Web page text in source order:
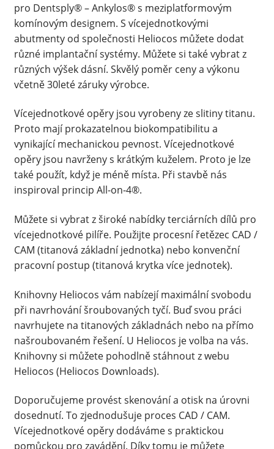
pro Dentsply® – Ankylos® s meziplatformovým
komínovým designem. S vícejednotkovými
abutmenty od společnosti Heliocos můžete dodat
různé implantační systémy. Můžete si také vybrat z
různých výšek dásní. Skvělý poměr ceny a výkonu
včetně 30leté záruky výrobce.
Vícejednotkové opěry jsou vyrobeny ze slitiny titanu.
Proto mají prokazatelnou biokompatibilitu a
vynikající mechanickou pevnost. Vícejednotkové
opěry jsou navrženy s krátkým kuželem. Proto je lze
také použít, když je méně místa. Při stavbě nás
inspiroval princip All-on-4®.
Můžete si vybrat z široké nabídky terciárních dílů pro
vícejednotkové pilíře. Použijte procesní řetězec CAD /
CAM (titanová základní jednotka) nebo konvenční
pracovní postup (titanová krytka více jednotek).
Knihovny Heliocos vám nabízejí maximální svobodu
při navrhování šroubovaných tyčí. Buď svou práci
navrhujete na titanových základnách nebo na přímo
našroubovaném řešení. U Heliocos je volba na vás.
Knihovny si můžete pohodlně stáhnout z webu
Heliocos (Heliocos Downloads).
Doporučujeme provést skenování a otisk na úrovni
dosednutí. To zjednodušuje proces CAD / CAM.
Vícejednotkové opěry dodáváme s praktickou
pomůckou pro zavádění. Díky tomu je můžete